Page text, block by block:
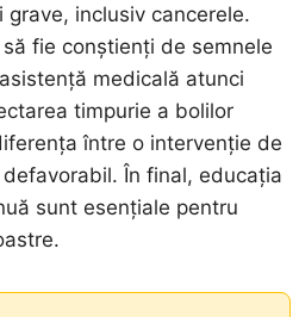
inclusiv cancerele.
fie conștienți de semnele
medicală atunci
timpurie a bolilor
între o intervenție de
În final, educația
sunt esențiale pentru